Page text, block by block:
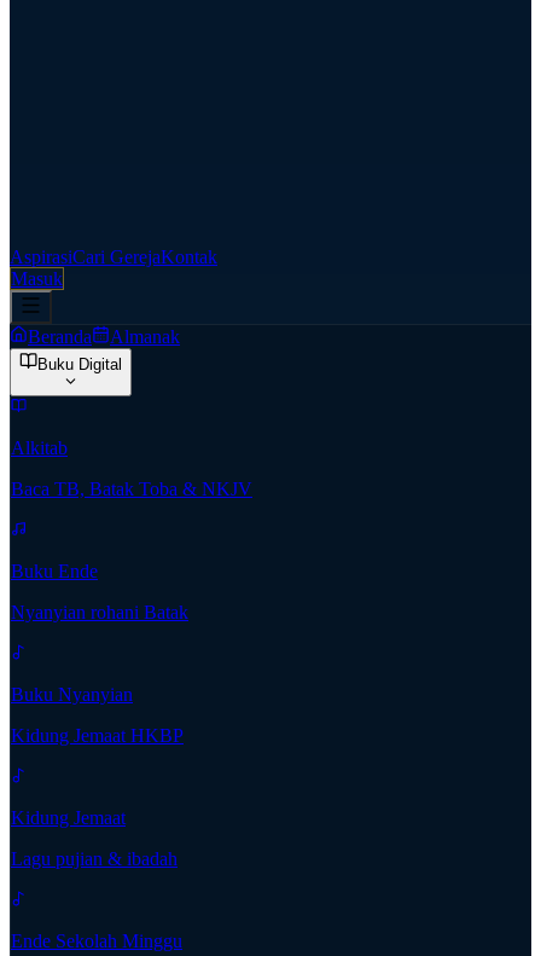
AspirasiCari GerejaKontak
Masuk
Beranda Almanak
Buku Digital
Alkitab
Baca TB, Batak Toba & NKJV
Buku Ende
Nyanyian rohani Batak
Buku Nyanyian
Kidung Jemaat HKBP
Kidung Jemaat
Lagu pujian & ibadah
Ende Sekolah Minggu